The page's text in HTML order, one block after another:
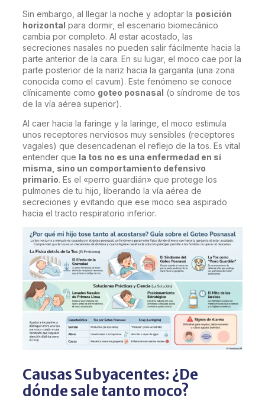
Sin embargo, al llegar la noche y adoptar la posición
horizontal para dormir, el escenario biomecánico
cambia por completo. Al estar acostado, las
secreciones nasales no pueden salir fácilmente hacia la
parte anterior de la cara. En su lugar, el moco cae por la
parte posterior de la nariz hacia la garganta (una zona
conocida como el cavum). Este fenómeno se conoce
clínicamente como goteo posnasal (o síndrome de tos
de la vía aérea superior).
Al caer hacia la faringe y la laringe, el moco estimula
unos receptores nerviosos muy sensibles (receptores
vagales) que desencadenan el reflejo de la tos. Es vital
entender que la tos no es una enfermedad en sí
misma, sino un comportamiento defensivo
primario. Es el «perro guardián» que protege los
pulmones de tu hijo, liberando la vía aérea de
secreciones y evitando que ese moco sea aspirado
hacia el tracto respiratorio inferior.
Causas Subyacentes: ¿De
dónde sale tanto moco?